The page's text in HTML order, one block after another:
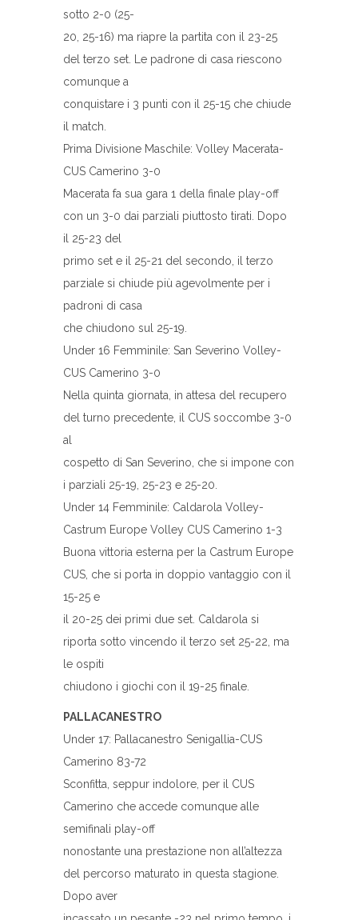
sotto 2-0 (25-
20, 25-16) ma riapre la partita con il 23-25
del terzo set. Le padrone di casa riescono
comunque a
conquistare i 3 punti con il 25-15 che chiude
il match.
Prima Divisione Maschile: Volley Macerata-
CUS Camerino 3-0
Macerata fa sua gara 1 della finale play-off
con un 3-0 dai parziali piuttosto tirati. Dopo
il 25-23 del
primo set e il 25-21 del secondo, il terzo
parziale si chiude più agevolmente per i
padroni di casa
che chiudono sul 25-19.
Under 16 Femminile: San Severino Volley-
CUS Camerino 3-0
Nella quinta giornata, in attesa del recupero
del turno precedente, il CUS soccombe 3-0
al
cospetto di San Severino, che si impone con
i parziali 25-19, 25-23 e 25-20.
Under 14 Femminile: Caldarola Volley-
Castrum Europe Volley CUS Camerino 1-3
Buona vittoria esterna per la Castrum Europe
CUS, che si porta in doppio vantaggio con il
15-25 e
il 20-25 dei primi due set. Caldarola si
riporta sotto vincendo il terzo set 25-22, ma
le ospiti
chiudono i giochi con il 19-25 finale.
PALLACANESTRO
Under 17: Pallacanestro Senigallia-CUS
Camerino 83-72
Sconfitta, seppur indolore, per il CUS
Camerino che accede comunque alle
semifinali play-off
nonostante una prestazione non all’altezza
del percorso maturato in questa stagione.
Dopo aver